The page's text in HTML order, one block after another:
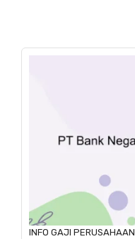
INFO GAJI PERUSAHAAN